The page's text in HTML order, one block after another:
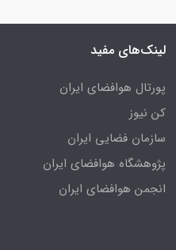
لینک‌های مفید
پورتال هوافضای ایران
کن نیوز
سازمان فضایی ایران
پژوهشگاه هوافضای ایران
انجمن هوافضای ایران